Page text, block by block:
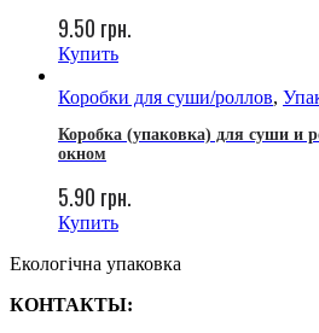
9.50 грн.
Купить
Коробки для суши/роллов,
Коробка (упаковка) для суши и
окном
5.90 грн.
Купить
Екологічна упаковка
КОНТАКТЫ: